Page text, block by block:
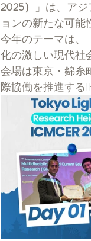
2025）
」は、ア
ョンの新たな可能
今年のテーマは、
化の激しい現代社
会場は東京・錦糸
際協働を推進する